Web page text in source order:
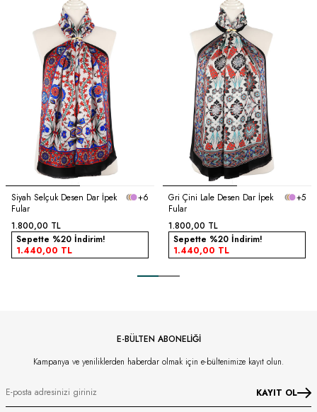
Siyah Selçuk Desen Dar İpek
Fular
+6
1.800,00 TL
Sepette %20 İndirim!
1.440,00 TL
Gri Çini Lale Desen Dar İpek
Fular
+5
1.800,00 TL
Sepette %20 İndirim!
1.440,00 TL
E-BÜLTEN ABONELİĞİ
Kampanya ve yeniliklerden haberdar olmak için e-bültenimize kayıt olun.
KAYIT OL